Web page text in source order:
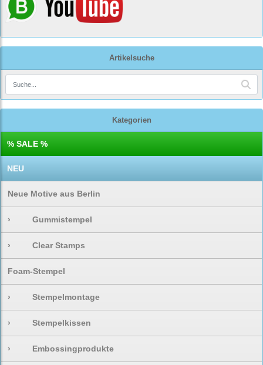
Artikelsuche
Kategorien
% SALE %
NEU
Neue Motive aus Berlin
› Gummistempel
› Clear Stamps
Foam-Stempel
› Stempelmontage
› Stempelkissen
› Embossingprodukte